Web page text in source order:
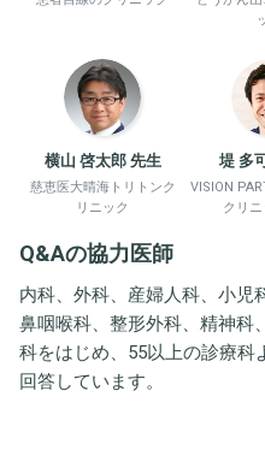
横山 啓太郎 先生
慈恵医大晴海トリトンク
リニック
堤 多
VISION
クリ
Q&Aの協力医師
内科、外科、産婦人科、小児
鼻咽喉科、整形外科、精神科
科をはじめ、55以上の診療科
回答しています。